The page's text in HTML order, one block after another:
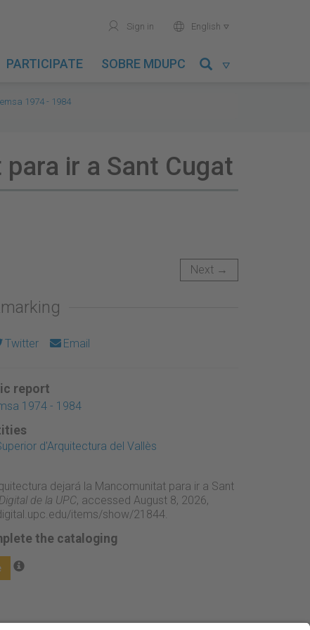
user Sign in world English 
PARTICIPATE SOBRE MDUPC 
1974 - 1984
ir a Sant Cugat
Next →
Twitter Email
report
1974 - 1984
d'Arquitectura del Vallès
dejará la Mancomunitat para ir a Sant
de la UPC, accessed August 8, 2026,
items/show/21844.
the cataloging